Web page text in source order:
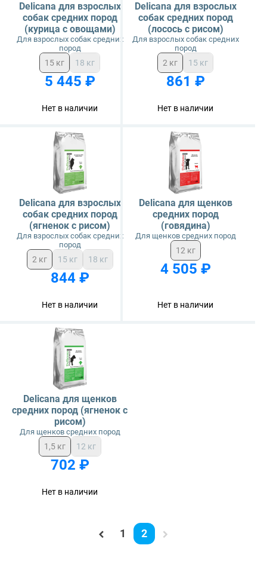
Delicana для взрослых
собак средних пород
(курица с овощами)
Для взрослых собак средних
пород
15 кг 18 кг
5 445 ₽
Нет в наличии
Delicana для взрослых
собак средних пород
(лосось с рисом)
Для взрослых собак средних
пород
2 кг 15 кг
861 ₽
Нет в наличии
Delicana для взрослых
собак средних пород
(ягненок с рисом)
Для взрослых собак средних
пород
2 кг 15 кг 18 кг
844 ₽
Нет в наличии
Delicana для щенков
средних пород
(говядина)
Для щенков средних пород
12 кг
4 505 ₽
Нет в наличии
Delicana для щенков
средних пород (ягненок с
рисом)
Для щенков средних пород
1,5 кг 12 кг
702 ₽
Нет в наличии
1 2